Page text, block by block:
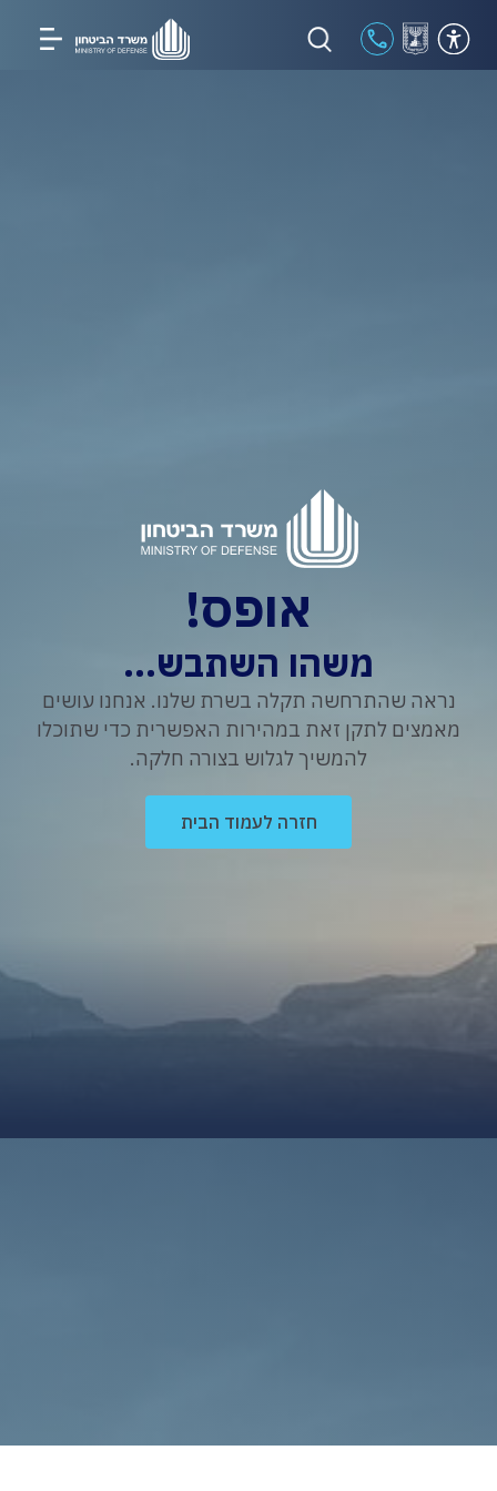
אופס!
משהו השתבש...
נראה שהתרחשה תקלה בשרת שלנו. אנחנו עושים
מאמצים לתקן זאת במהירות האפשרית כדי שתוכלו
להמשיך לגלוש בצורה חלקה.
חזרה לעמוד הבית